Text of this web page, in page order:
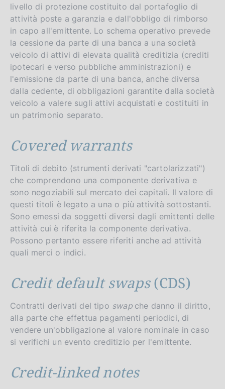
livello di protezione costituito dal portafoglio di
attività poste a garanzia e dall'obbligo di rimborso
in capo all'emittente. Lo schema operativo prevede
la cessione da parte di una banca a una società
veicolo di attivi di elevata qualità creditizia (crediti
ipotecari e verso pubbliche amministrazioni) e
l'emissione da parte di una banca, anche diversa
dalla cedente, di obbligazioni garantite dalla società
veicolo a valere sugli attivi acquistati e costituiti in
un patrimonio separato.
Covered warrants
Titoli di debito (strumenti derivati "cartolarizzati")
che comprendono una componente derivativa e
sono negoziabili sul mercato dei capitali. Il valore di
questi titoli è legato a una o più attività sottostanti.
Sono emessi da soggetti diversi dagli emittenti delle
attività cui è riferita la componente derivativa.
Possono pertanto essere riferiti anche ad attività
quali merci o indici.
Credit default swaps(CDS)
Contratti derivati del tipo swap che danno il diritto,
alla parte che effettua pagamenti periodici, di
vendere un'obbligazione al valore nominale in caso
si verifichi un evento creditizio per l'emittente.
Credit-linked notes